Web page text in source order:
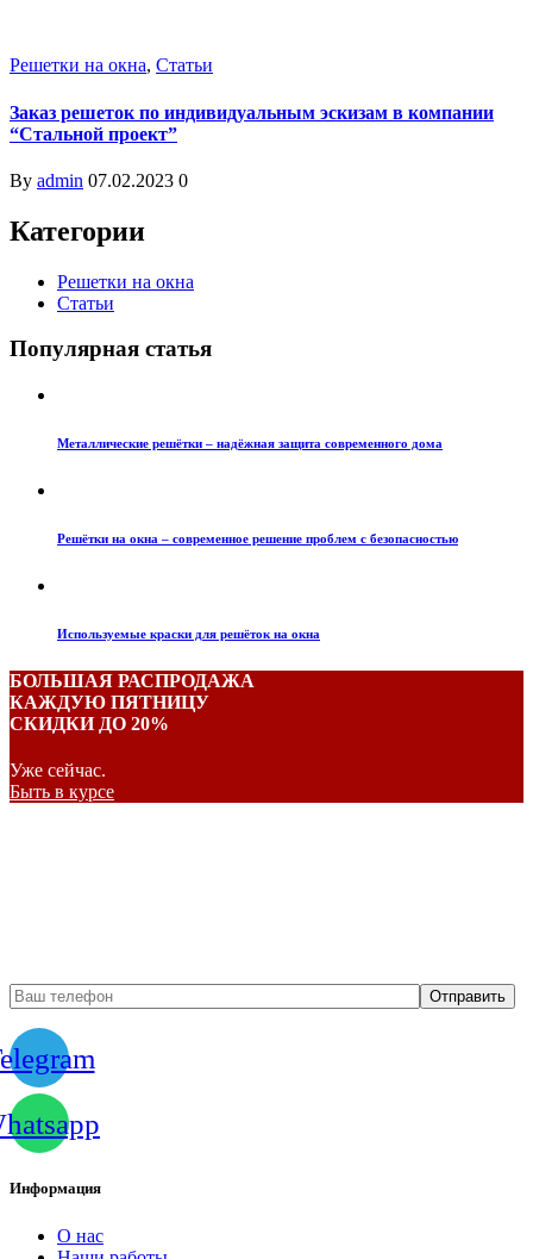
Решетки на окна, Статьи
Заказ решеток по индивидуальным эскизам в компании
“Стальной проект”
By admin 07.02.2023 0
Категории
Решетки на окна
Статьи
Популярная статья
Металлические решётки – надёжная защита современного дома
Решётки на окна – современное решение проблем с безопасностью
Используемые краски для решёток на окна
БОЛЬШАЯ РАСПРОДАЖА
КАЖДУЮ ПЯТНИЦУ
СКИДКИ ДО 20%
Уже сейчас.
Быть в курсе
Информация
О нас